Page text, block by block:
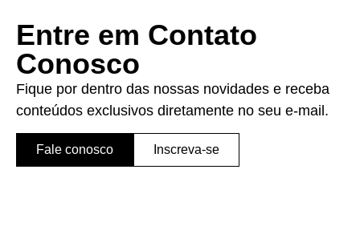
Entre em Contato
Conosco
Fique por dentro das nossas novidades e receba
conteúdos exclusivos diretamente no seu e-mail.
Fale conosco Inscreva-se